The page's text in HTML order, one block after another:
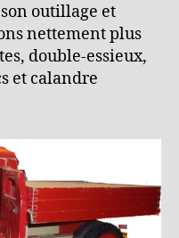
outillage et
nettement plus
double-essieux,
et calandre